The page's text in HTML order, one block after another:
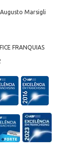
Augusto Marsigli
FRANQUIAS